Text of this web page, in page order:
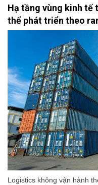
Hạ tầng vùng kinh
thể phát triển theo
Logistics không vận hành